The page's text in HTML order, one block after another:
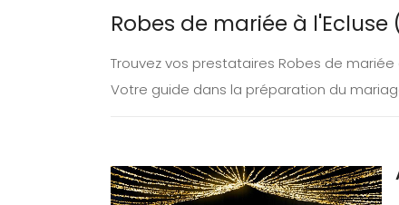
Robes de mariée à l'Ecluse
Trouvez vos prestataires Robes de mariée
Votre guide dans la préparation du